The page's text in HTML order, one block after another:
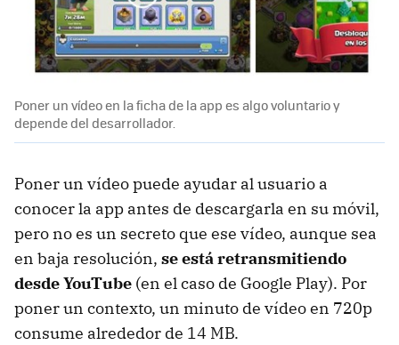
Poner un vídeo en la ficha de la app es algo voluntario y
depende del desarrollador.
Poner un vídeo puede ayudar al usuario a
conocer la app antes de descargarla en su móvil,
pero no es un secreto que ese vídeo, aunque sea
en baja resolución, se está retransmitiendo
desde YouTube (en el caso de Google Play). Por
poner un contexto, un minuto de vídeo en 720p
consume alrededor de 14 MB.